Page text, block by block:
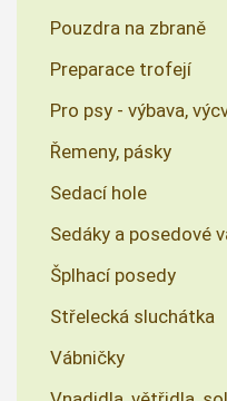
Pouzdra na zbraně
Preparace trofejí
Pro psy - výbava,
Řemeny, pásky
Sedací hole
Sedáky a posedové
Šplhací posedy
Střelecká sluchátka
Vábničky